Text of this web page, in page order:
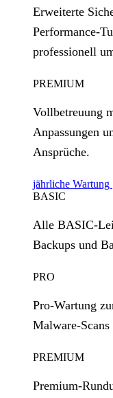
Erweiterte
professionell
PREMIUM
Vollbetreuung
Anpassungen
Ansprüche.
jährliche Wartung
BASIC
Alle
Backups und
PRO
Pro‑Wartung
PREMIUM